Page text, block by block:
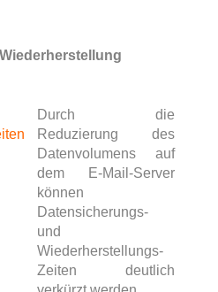
Durch die
Reduzierung des
Datenvolumens auf
dem E-Mail-Server
können
Datensicherungs-
und
Wiederherstellungs-
Zeiten deutlich